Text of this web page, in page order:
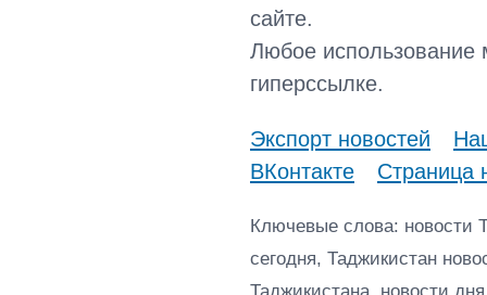
сайте.
Любое использование
гиперссылке.
Экспорт новостей
ВКонтакте
Страница
Ключевые слова: новости
сегодня, Таджикистан